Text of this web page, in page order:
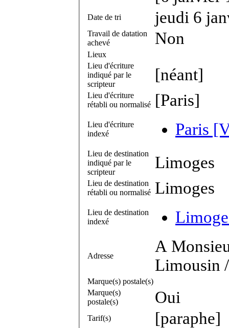
Date de tri jeudi 6
Travail de datation
achevé
Non
Lieux
Lieu d'écriture
indiqué par le
scripteur
[néant]
Lieu d'écriture
rétabli ou normalisé [Paris]
Lieu d'écriture
indexé
Paris
Lieu de destination
indiqué par le
scripteur
Limoges
Lieu de destination
rétabli ou normalisé Limoges
Lieu de destination
indexé
Adresse
A
Limousin
Marque(s) postale(s)
Marque(s)
postale(s)
Oui
Tarif(s) [paraphe]